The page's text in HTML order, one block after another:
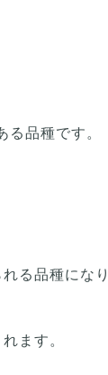
品種です。
る品種になり
ます。